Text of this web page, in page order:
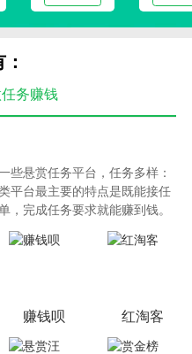
务赚钱
些悬赏任务平台，任务多样：
平台最主要的特点是既能接任
，完成任务要求就能赚到钱。
合兼职人群。但是，在此类平
保护。
赚钱呗 红淘客